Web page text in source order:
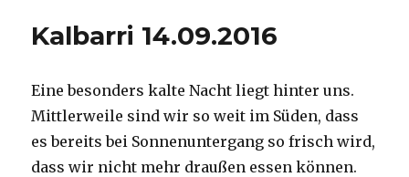
Kalbarri 14.09.2016
Eine besonders kalte Nacht liegt hinter uns.
Mittlerweile sind wir so weit im Süden, dass
es bereits bei Sonnenuntergang so frisch wird,
dass wir nicht mehr draußen essen können.